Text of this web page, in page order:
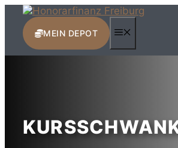
Zum
Inhalt
springenMEIN DEPOT